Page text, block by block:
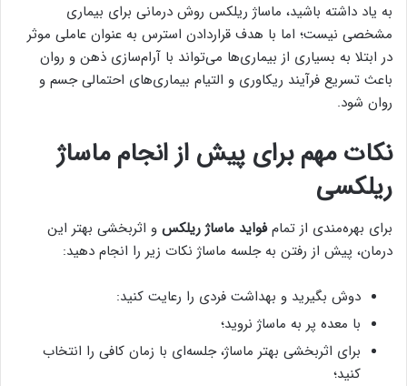
به یاد داشته باشید، ماساژ ریلکس روش درمانی برای بیماری
مشخصی نیست؛ اما با هدف قراردادن استرس به عنوان عاملی موثر
در ابتلا به بسیاری از بیماری‌ها می‌تواند با آرام‌سازی ذهن و روان
باعث تسریع فرآیند ریکاوری و التیام بیماری‌های احتمالی جسم و
روان شود.
نکات مهم برای پیش از انجام ماساژ
ریلکسی
برای بهره‌مندی از تمامفواید ماساژ ریلکس و اثربخشی بهتر این
درمان، پیش از رفتن به جلسه ماساژ نکات زیر را انجام دهید:
دوش بگیرید و بهداشت فردی را رعایت کنید:
با معده پر به ماساژ نروید؛
برای اثربخشی بهتر ماساژ، جلسه‌ای با زمان کافی را انتخاب
کنید؛